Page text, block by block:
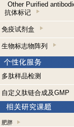
Other Purified
抗体标记
免疫试剂盒
生物标志物阵列
多肽样品检测
自定义肽链合成及GMP
肥胖